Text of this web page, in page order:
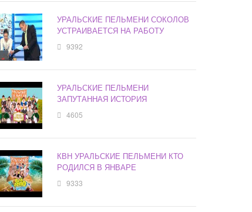
УРАЛЬСКИЕ ПЕЛЬМЕНИ СОКОЛОВ
УСТРАИВАЕТСЯ НА РАБОТУ
9392
УРАЛЬСКИЕ ПЕЛЬМЕНИ
ЗАПУТАННАЯ ИСТОРИЯ
4605
КВН УРАЛЬСКИЕ ПЕЛЬМЕНИ КТО
РОДИЛСЯ В ЯНВАРЕ
9333